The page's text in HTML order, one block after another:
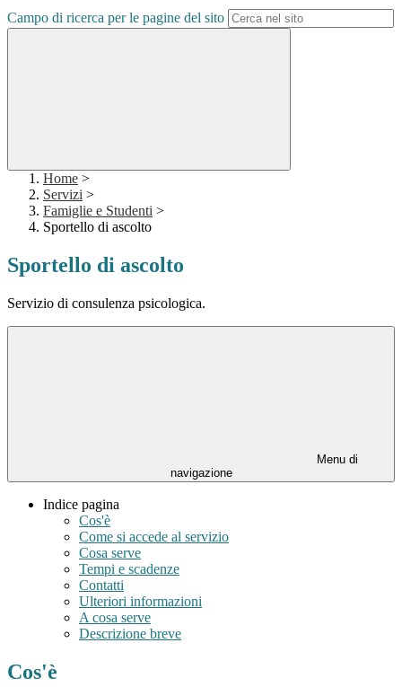
Campo di ricerca per le pagine del sito
Home >
Servizi >
Famiglie e Studenti >
Sportello di ascolto
Sportello di ascolto
Servizio di consulenza psicologica.
Menu di
navigazione
Indice pagina
Cos'è
Come si accede al servizio
Cosa serve
Tempi e scadenze
Contatti
Ulteriori informazioni
A cosa serve
Descrizione breve
Cos'è